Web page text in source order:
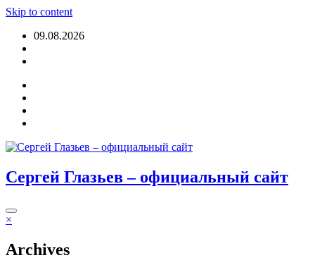
Skip to content
09.08.2026
Сергей Глазьев – официальный сайт
×
Archives